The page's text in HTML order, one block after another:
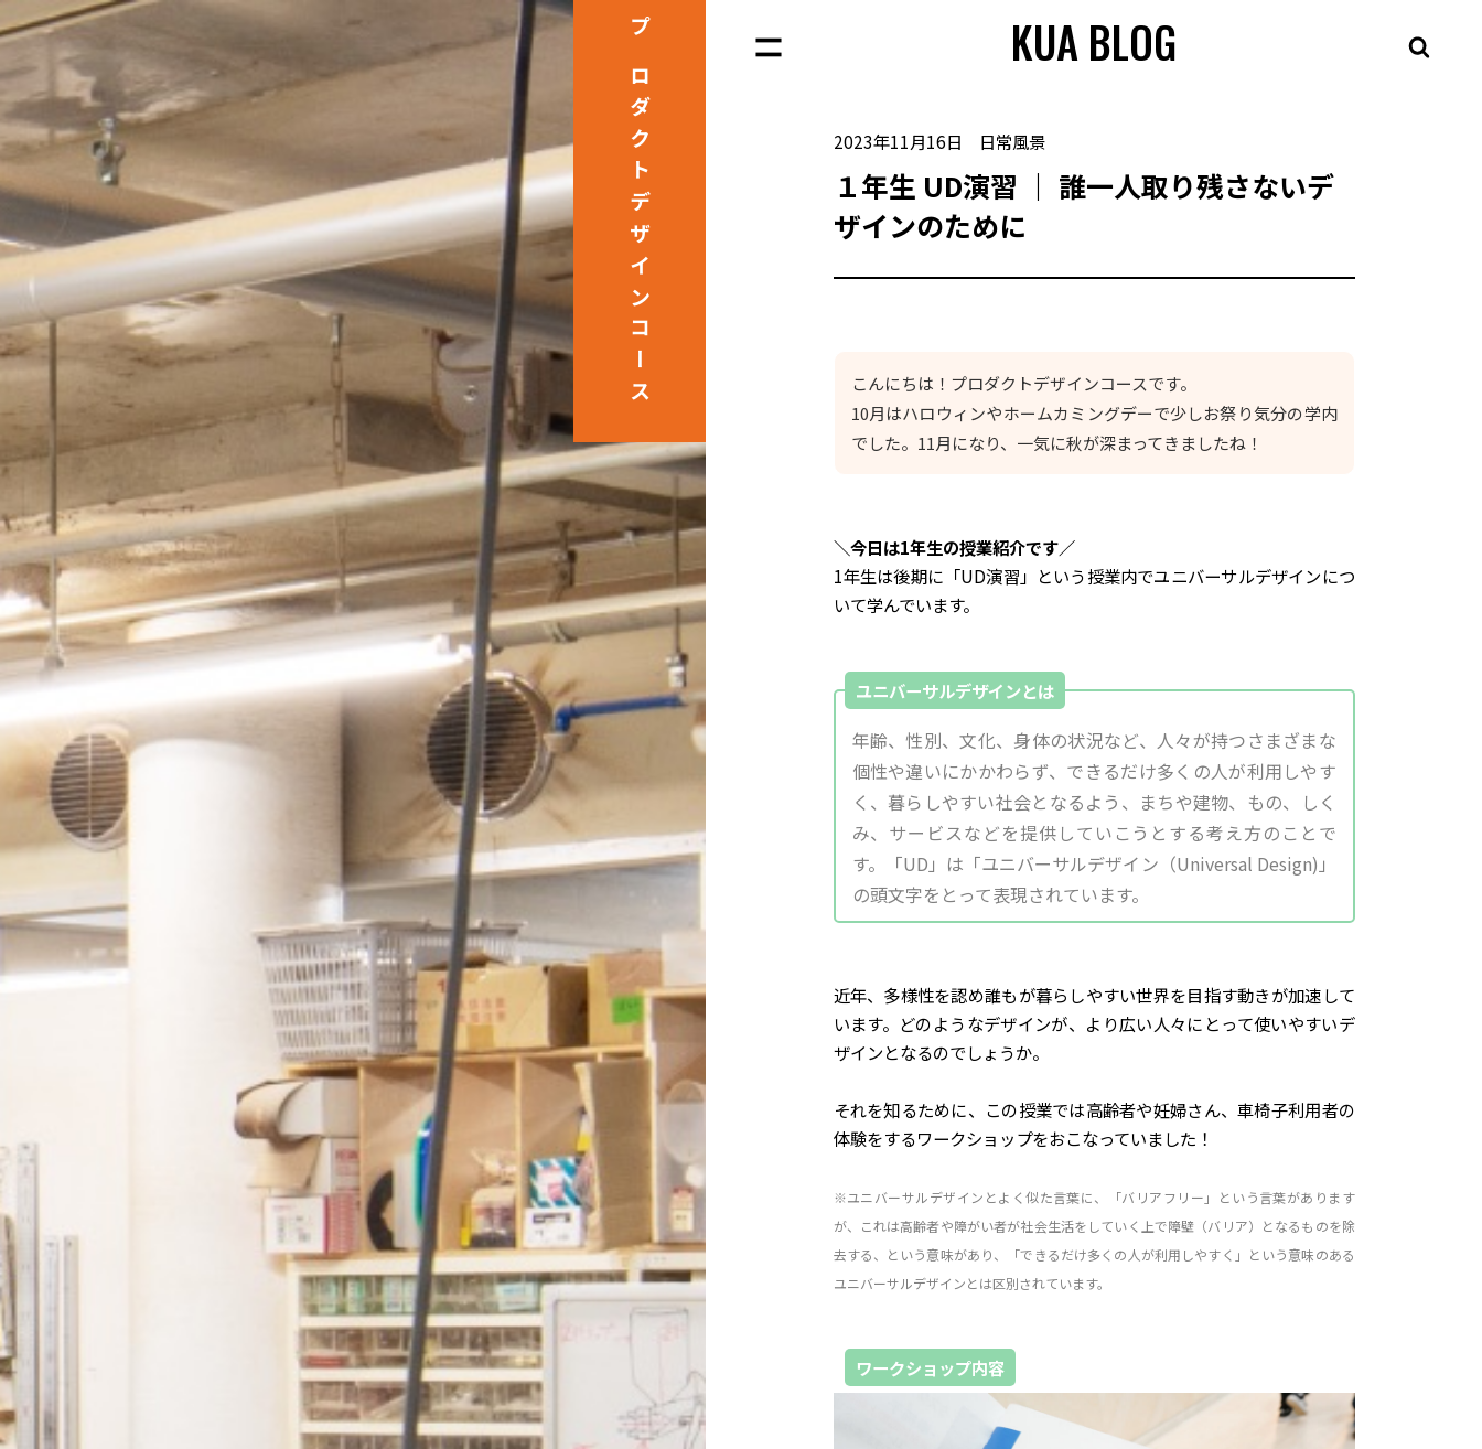
KUA BLOG
プロダクト
デザインコース
2023年11月16日 日常風景
１年生 UD演習 ｜ 誰一人取り残さないデ
ザインのために
こんにちは！プロダクトデザインコースです。
10月はハロウィンやホームカミングデーで少しお祭り気分の学内
でした。11月になり、一気に秋が深まってきましたね！
＼今日は1年生の授業紹介です／
1年生は後期に「UD演習」という授業内でユニバーサルデザインにつ
いて学んでいます。
ユニバーサルデザインとは
年齢、性別、文化、身体の状況など、人々が持つさまざまな
個性や違いにかかわらず、できるだけ多くの人が利用しやす
く、暮らしやすい社会となるよう、まちや建物、もの、しく
み、サービスなどを提供していこうとする考え方のことで
す。「UD」は「ユニバーサルデザイン（Universal Design)」
の頭文字をとって表現されています。
近年、多様性を認め誰もが暮らしやすい世界を目指す動きが加速して
います。どのようなデザインが、より広い人々にとって使いやすいデ
ザインとなるのでしょうか。
それを知るために、この授業では高齢者や妊婦さん、車椅子利用者の
体験をするワークショップをおこなっていました！
※ユニバーサルデザインとよく似た言葉に、「バリアフリー」という言葉があります
が、これは高齢者や障がい者が社会生活をしていく上で障壁（バリア）となるものを除
去する、という意味があり、「できるだけ多くの人が利用しやすく」という意味のある
ユニバーサルデザインとは区別されています。
ワークショップ内容